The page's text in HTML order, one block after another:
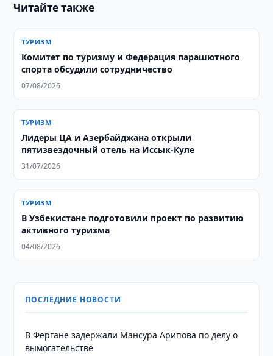
Читайте также
ТУРИЗМ
Комитет по туризму и Федерация парашютного
спорта обсудили сотрудничество
07/08/2026
ТУРИЗМ
Лидеры ЦА и Азербайджана открыли
пятизвездочный отель на Иссык-Куле
31/07/2026
ТУРИЗМ
В Узбекистане подготовили проект по развитию
активного туризма
04/08/2026
ПОСЛЕДНИЕ НОВОСТИ
В Фергане задержали Мансура Арипова по делу о
вымогательстве